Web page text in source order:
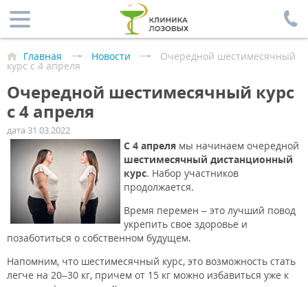
Главная Новости Очередной шестимесячный
курс с 4 апреля
Очередной шестимесячный курс
с 4 апреля
дата 31.03.2022
С 4 апреля мы начинаем очередной
шестимесячный дистанционный
курс. Набор участников
продолжается.
Время перемен – это лучший повод
укрепить свое здоровье и
позаботиться о собственном будущем.
Напомним, что шестимесячный курс, это возможность стать
легче на 20–30 кг, причем от 15 кг можно избавиться уже к